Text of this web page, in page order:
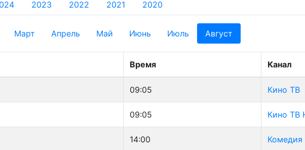
2023 2022 2021 2020
Март Апрель Май Июнь Июль Август
Время Канал
09:05 Кино ТВ
09:05 Кино ТВ
14:00 Комедия